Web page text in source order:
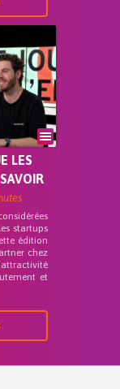
LES
startups
édition
chez
et